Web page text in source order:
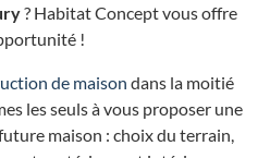
? Habitat Concept vous offre
!
de maison dans la moitié
les seuls à vous proposer une
maison : choix du terrain,